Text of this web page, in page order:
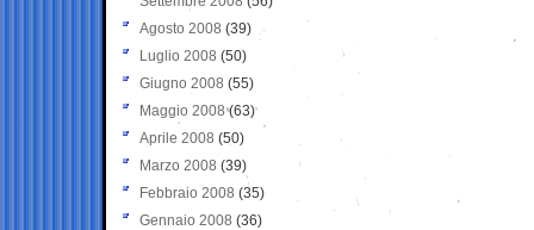
Agosto 2008 (39)
Luglio 2008 (50)
Giugno 2008 (55)
Maggio 2008(63)
Aprile 2008 (50)
Marzo 2008 (39)
Febbraio 2008 (35)
Gennaio 2008 (36)